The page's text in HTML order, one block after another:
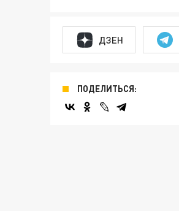
ДЗЕН
ПОДЕЛИТЬСЯ: